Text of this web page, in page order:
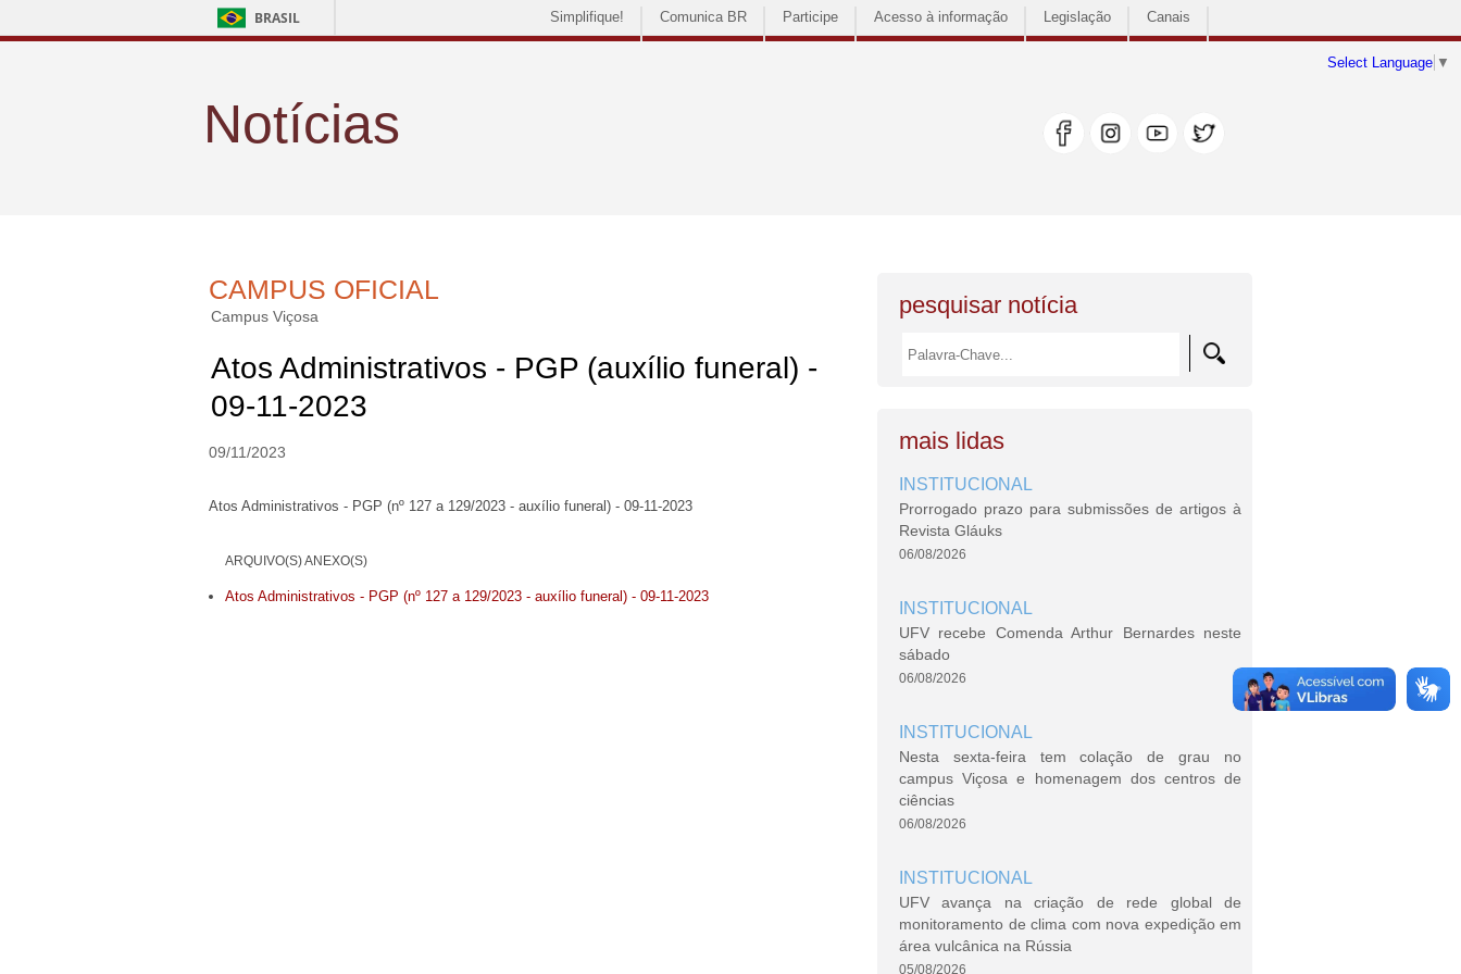
BRASIL Simplifique! Comunica BR Participe Acesso à informação Legislação Canais
Select Language ▼
Notícias
CAMPUS OFICIAL
Campus Viçosa
Atos Administrativos - PGP (auxílio funeral) -
09-11-2023
09/11/2023
Atos Administrativos - PGP (nº 127 a 129/2023 - auxílio funeral) - 09-11-2023
ARQUIVO(S) ANEXO(S)
Atos Administrativos - PGP (nº 127 a 129/2023 - auxílio funeral) - 09-11-2023
pesquisar notícia
mais lidas
INSTITUCIONAL
Prorrogado prazo para submissões de artigos à
Revista Gláuks
06/08/2026
INSTITUCIONAL
UFV recebe Comenda Arthur Bernardes neste
sábado
06/08/2026
INSTITUCIONAL
Nesta sexta-feira tem colação de grau no
campus Viçosa e homenagem dos centros de
ciências
06/08/2026
INSTITUCIONAL
UFV avança na criação de rede global de
monitoramento de clima com nova expedição em
área vulcânica na Rússia
05/08/2026